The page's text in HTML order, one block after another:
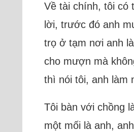
Về tài chính, tôi có
lời, trước đó anh
trọ ở tạm nơi anh
cho mượn mà
thì nói tôi, anh làm
Tôi bàn với chồng
một mối là anh,